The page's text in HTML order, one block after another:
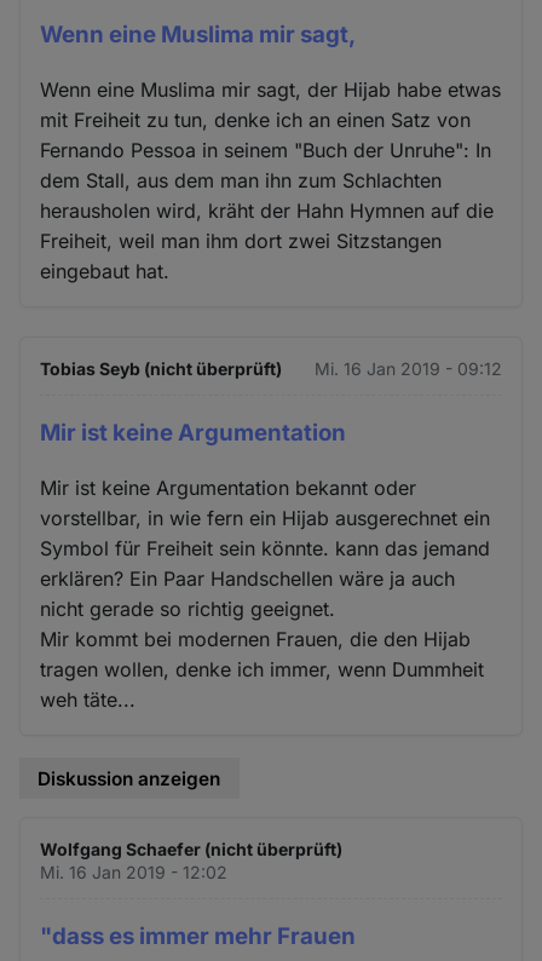
Wenn eine Muslima mir sagt,
Wenn eine Muslima mir sagt, der Hijab habe etwas
mit Freiheit zu tun, denke ich an einen Satz von
Fernando Pessoa in seinem "Buch der Unruhe": In
dem Stall, aus dem man ihn zum Schlachten
herausholen wird, kräht der Hahn Hymnen auf die
Freiheit, weil man ihm dort zwei Sitzstangen
eingebaut hat.
Tobias Seyb (nicht überprüft) Mi. 16 Jan 2019 - 09:12
Mir ist keine Argumentation
Mir ist keine Argumentation bekannt oder
vorstellbar, in wie fern ein Hijab ausgerechnet ein
Symbol für Freiheit sein könnte. kann das jemand
erklären? Ein Paar Handschellen wäre ja auch
nicht gerade so richtig geeignet.
Mir kommt bei modernen Frauen, die den Hijab
tragen wollen, denke ich immer, wenn Dummheit
weh täte...
Diskussion anzeigen
Wolfgang Schaefer (nicht überprüft)
Mi. 16 Jan 2019 - 12:02
"dass es immer mehr Frauen